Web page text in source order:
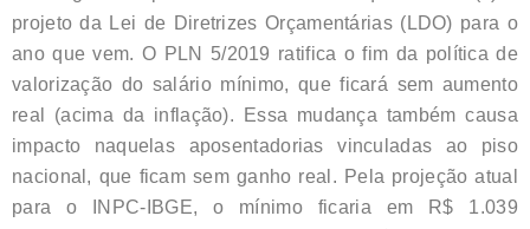
projeto da Lei de Diretrizes Orçamentárias (LDO) para o
ano que vem. O PLN 5/2019 ratifica o fim da política de
valorização do salário mínimo, que ficará sem aumento
real (acima da inflação). Essa mudança também causa
impacto naquelas aposentadorias vinculadas ao piso
nacional, que ficam sem ganho real. Pela projeção atual
para o INPC-IBGE, o mínimo ficaria em R$ 1.039